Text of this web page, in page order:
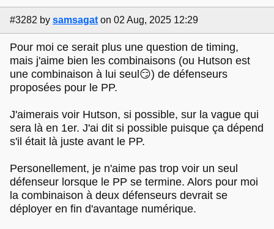
#3282 by samsagat on 02 Aug, 2025 12:29
Pour moi ce serait plus une question de timing,
mais j'aime bien les combinaisons (ou Hutson est
une combinaison à lui seul😏) de défenseurs
proposées pour le PP.
J'aimerais voir Hutson, si possible, sur la vague qui
sera là en 1er. J'ai dit si possible puisque ça dépend
s'il était là juste avant le PP.
Personellement, je n'aime pas trop voir un seul
défenseur lorsque le PP se termine. Alors pour moi
la combinaison à deux défenseurs devrait se
déployer en fin d'avantage numérique.